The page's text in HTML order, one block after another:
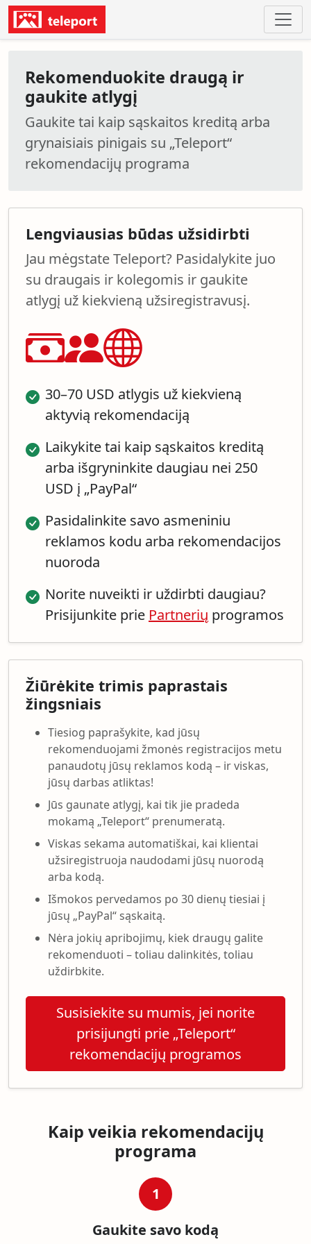
Rekomenduokite draugą ir
gaukite atlygį
Gaukite tai kaip sąskaitos kreditą arba
grynaisiais pinigais su „Teleport“
rekomendacijų programa
Lengviausias būdas užsidirbti
Jau mėgstate Teleport? Pasidalykite juo
su draugais ir kolegomis ir gaukite
atlygį už kiekvieną užsiregistravusį.
30–70 USD atlygis už kiekvieną
aktyvią rekomendaciją
Laikykite tai kaip sąskaitos kreditą
arba išgryninkite daugiau nei 250
USD į „PayPal“
Pasidalinkite savo asmeniniu
reklamos kodu arba rekomendacijos
nuoroda
Norite nuveikti ir uždirbti daugiau?
Prisijunkite prie Partnerių programos
Žiūrėkite trimis paprastais
žingsniais
Tiesiog paprašykite, kad jūsų
rekomenduojami žmonės registracijos metu
panaudotų jūsų reklamos kodą – ir viskas,
jūsų darbas atliktas!
Jūs gaunate atlygį, kai tik jie pradeda
mokamą „Teleport“ prenumeratą.
Viskas sekama automatiškai, kai klientai
užsiregistruoja naudodami jūsų nuorodą
arba kodą.
Išmokos pervedamos po 30 dienų tiesiai į
jūsų „PayPal“ sąskaitą.
Nėra jokių apribojimų, kiek draugų galite
rekomenduoti – toliau dalinkitės, toliau
uždirbkite.
Susisiekite su mumis, jei norite
prisijungti prie „Teleport“
rekomendacijų programos
Kaip veikia rekomendacijų
programa
1
Gaukite savo kodą